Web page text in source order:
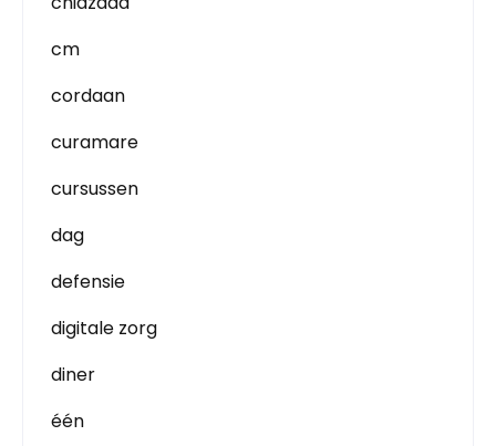
cm
cordaan
curamare
cursussen
dag
defensie
digitale zorg
diner
één